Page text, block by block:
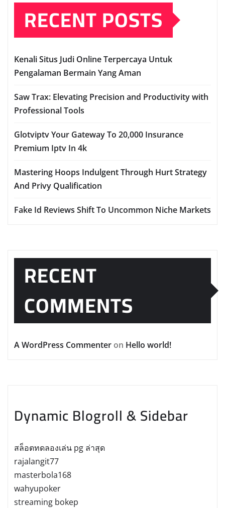
RECENT POSTS
Kenali Situs Judi Online Terpercaya Untuk
Pengalaman Bermain Yang Aman
Saw Trax: Elevating Precision and Productivity with
Professional Tools
Glotviptv Your Gateway To 20,000 Insurance
Premium Iptv In 4k
Mastering Hoops Indulgent Through Hurt Strategy
And Privy Qualification
Fake Id Reviews Shift To Uncommon Niche Markets
RECENT
COMMENTS
A WordPress Commenter on Hello world!
Dynamic Blogroll & Sidebar
สล็อตทดลองเล่น pg ล่าสุด
rajalangit77
masterbola168
wahyupoker
streaming bokep